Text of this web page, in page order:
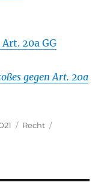
20a GG
gegen Art. 20a
Kategorien
Recht